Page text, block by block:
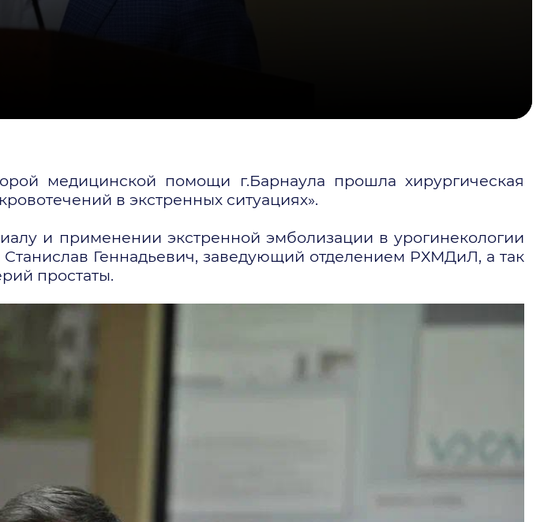
медицинской помощи г.Барнаула прошла хирургическая
в экстренных ситуациях».
и применении экстренной эмболизации в урогинекологии
Геннадьевич, заведующий отделением РХМДиЛ, а так
простаты.